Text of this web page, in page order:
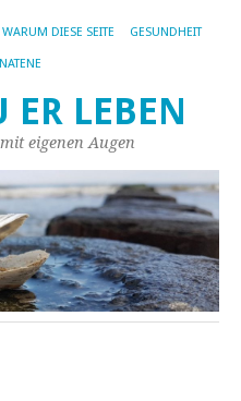
WARUM DIESE SEITE GESUNDHEIT
ER LEBEN
eigenen Augen